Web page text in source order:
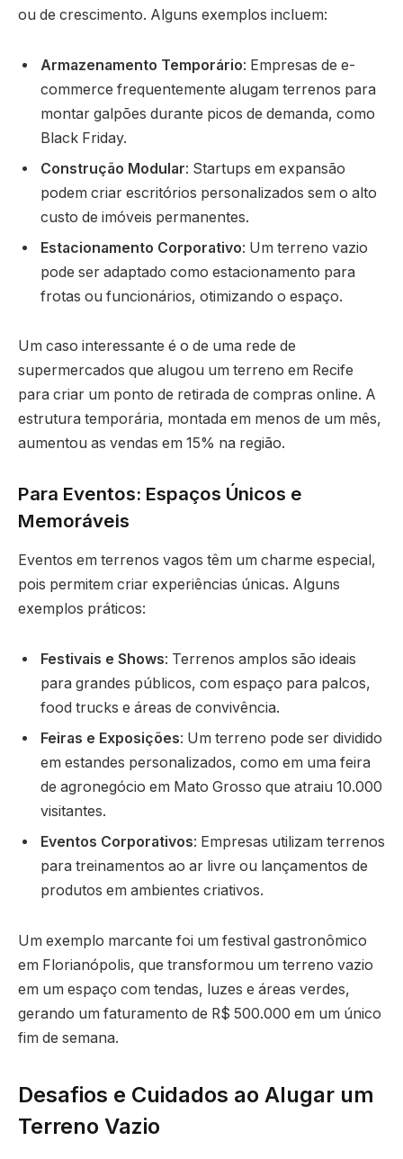
ou de crescimento. Alguns exemplos incluem:
Armazenamento Temporário: Empresas de e-
commerce frequentemente alugam terrenos para
montar galpões durante picos de demanda, como
Black Friday.
Construção Modular: Startups em expansão
podem criar escritórios personalizados sem o alto
custo de imóveis permanentes.
Estacionamento Corporativo: Um terreno vazio
pode ser adaptado como estacionamento para
frotas ou funcionários, otimizando o espaço.
Um caso interessante é o de uma rede de
supermercados que alugou um terreno em Recife
para criar um ponto de retirada de compras online. A
estrutura temporária, montada em menos de um mês,
aumentou as vendas em 15% na região.
Para Eventos: Espaços Únicos e
Memoráveis
Eventos em terrenos vagos têm um charme especial,
pois permitem criar experiências únicas. Alguns
exemplos práticos:
Festivais e Shows: Terrenos amplos são ideais
para grandes públicos, com espaço para palcos,
food trucks e áreas de convivência.
Feiras e Exposições: Um terreno pode ser dividido
em estandes personalizados, como em uma feira
de agronegócio em Mato Grosso que atraiu 10.000
visitantes.
Eventos Corporativos: Empresas utilizam terrenos
para treinamentos ao ar livre ou lançamentos de
produtos em ambientes criativos.
Um exemplo marcante foi um festival gastronômico
em Florianópolis, que transformou um terreno vazio
em um espaço com tendas, luzes e áreas verdes,
gerando um faturamento de R$ 500.000 em um único
fim de semana.
Desafios e Cuidados ao Alugar um
Terreno Vazio